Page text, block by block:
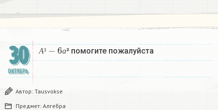
30
ОКТЯБРЬ
А а
А³−6а
² помогите пожалуйста​
Автор: Tausvokse
Предмет: Алгебра